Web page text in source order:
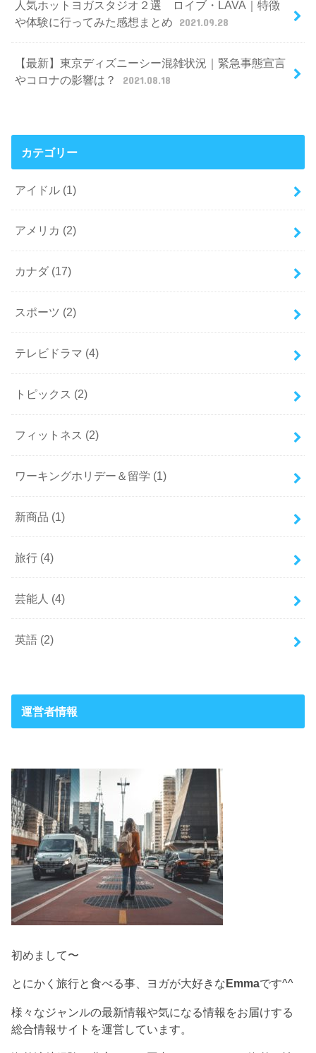
人気ホットヨガスタジオ２選 ロイブ・LAVA｜特徴
や体験に行ってみた感想まとめ
2021.09.28
【最新】東京ディズニーシー混雑状況｜緊急事態宣言
やコロナの影響は？
2021.08.18
カテゴリー
アイドル (1)
アメリカ (2)
カナダ (17)
スポーツ (2)
テレビドラマ (4)
トピックス (2)
フィットネス (2)
ワーキングホリデー＆留学 (1)
新商品 (1)
旅行 (4)
芸能人 (4)
英語 (2)
運営者情報
初めまして〜
とにかく旅行と食べる事、ヨガが大好きな Emmaです^^
様々なジャンルの最新情報や気になる情報をお届けする
総合情報サイトを運営しています。